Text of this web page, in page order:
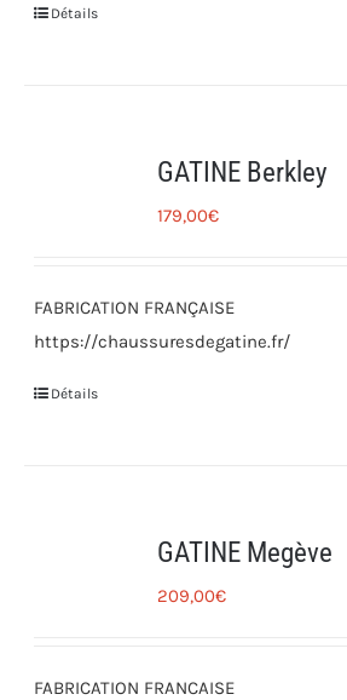
Détails
GATINE Berkley
179,00€
FABRICATION FRANÇAISE
https://chaussuresdegatine.fr/
Détails
GATINE Megève
209,00€
FABRICATION FRANCAISE